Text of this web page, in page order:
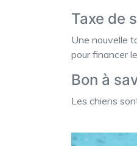
Taxe de
Une nouvelle
pour financer
Bon à
Les chiens